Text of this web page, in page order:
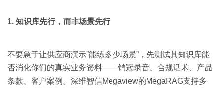
1. 知识库先行，而非场景先行
不要急于让供应商演示”能练多少场景”，先测试其知识库能
否消化你们的真实业务资料——销冠录音、合规话术、产品
条款、客户案例。深维智信Megaview的MegaRAG支持多